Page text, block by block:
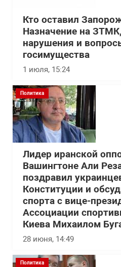
Кто оставил
Назначение на
нарушения и
госимущества
1 июля, 15:24
Политика
Лидер иранской
Вашингтоне Али
поздравил
Конституции и
спорта с вице-
Ассоциации
Киева Михаилом
28 июня, 14:49
Политика